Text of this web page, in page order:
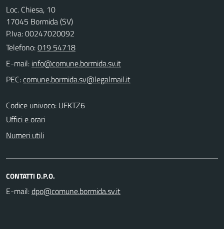
Loc. Chiesa, 10
17045 Bormida (SV)
P.Iva: 00247020092
Telefono:019 54718
E-mail:
PEC:
Codice univoco: UFKTZ6
Uffici e orari
Numeri utili
CONTATTI D.P.O.
E-mail: